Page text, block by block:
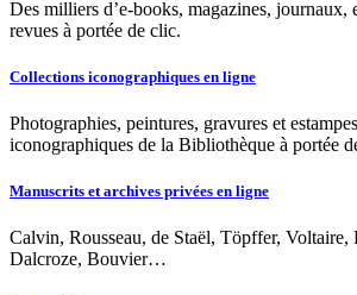
Des milliers d’e-books, magazines, journaux,
revues à portée de clic.
Collections iconographiques en ligne
Photographies, peintures, gravures et
iconographiques de la Bibliothèque à portée
Manuscrits et archives privées en ligne
Calvin, Rousseau, de Staël, Töpffer, Voltaire,
Dalcroze, Bouvier…